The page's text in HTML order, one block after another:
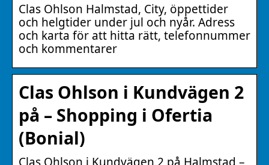
Clas Ohlson Halmstad, City, öppettider
och helgtider under jul och nyår. Adress
och karta för att hitta rätt, telefonnummer
och kommentarer
Clas Ohlson i Kundvägen 2
på – Shopping i Ofertia
(Bonial)